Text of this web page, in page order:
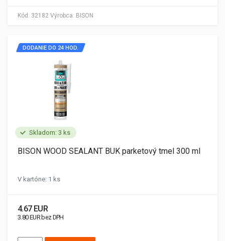
Kód: 32182 Výrobca: BISON
Skladom: 3 ks
DODANIE DO 24 HOD.
BISON WOOD SEALANT BUK parketový tmel 300 ml
V kartóne: 1 ks
4.67 EUR
3.80 EUR bez DPH